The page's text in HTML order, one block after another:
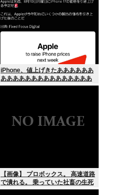
iPhone、値上げきたああああああ
あああああああああああああああ
あああああああ！！！
【画像】 プロボックス。 高速道路
で潰れる。 乗っていた社畜の生死
不明